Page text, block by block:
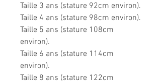
Taille 3 ans (stature 92cm environ).
Taille 4 ans (stature 98cm environ).
Taille 5 ans (stature 108cm
environ).
Taille 6 ans (stature 114cm
environ).
Taille 8 ans (stature 122cm